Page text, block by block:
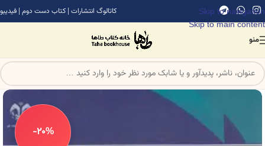
Skip to navigation
Skip to main content
کاتالوگ انتشارات | کتاب دست دوم | فیدیبو
منو
-20%